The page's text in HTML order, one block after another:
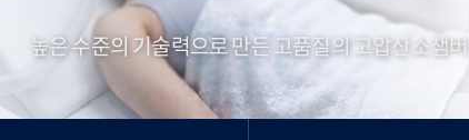
높은 수준의 기술력으로 만든 고품질의 고압산소챔버